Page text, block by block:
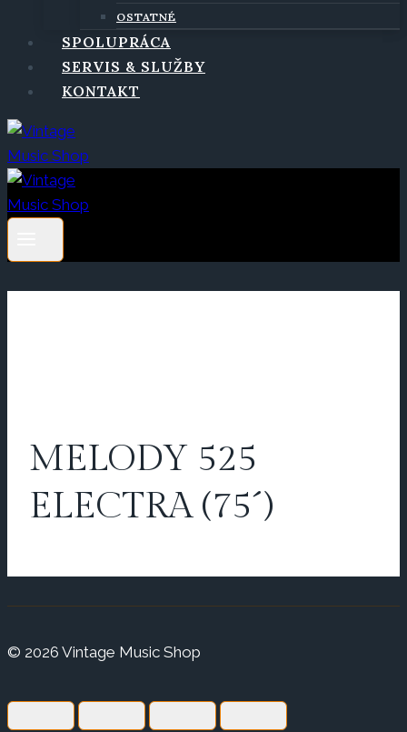
OSTATNÉ
SPOLUPRÁCA
SERVIS & SLUŽBY
KONTAKT
MELODY 525
ELECTRA (75´)
© 2026 Vintage Music Shop